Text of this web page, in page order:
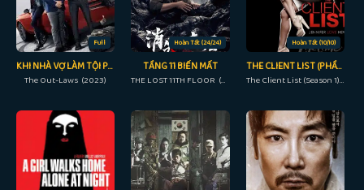
Full
KHI NHÀ VỢ LÀM TỘI PHẠM
The Out-Laws (2023)
Hoàn Tất (24/24)
TẦNG 11 BIẾN MẤT
THE LOST 11TH FLOOR (2023)
Hoàn Tất (10/10)
THE CLIENT LIST (PHẦN 1)
The Client List (Season 1) (2012)